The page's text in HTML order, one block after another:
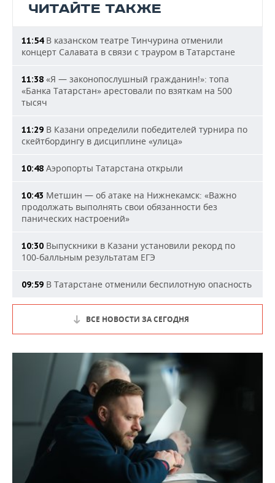
ЧИТАЙТЕ ТАКЖЕ
11:54В казанском театре Тинчурина отменили
концерт Салавата в связи с трауром в Татарстане
11:38 «Я — законопослушный гражданин!»: топа
«Банка Татарстан» арестовали по взяткам на 500
тысяч
11:29 В Казани определили победителей турнира по
скейтбордингу в дисциплине «улица»
10:48 Аэропорты Татарстана открыли
10:43 Метшин — об атаке на Нижнекамск: «Важно
продолжать выполнять свои обязанности без
панических настроений»
10:30 Выпускники в Казани установили рекорд по
100-балльным результатам ЕГЭ
09:59 В Татарстане отменили беспилотную опасность
ВСЕ НОВОСТИ ЗА СЕГОДНЯ